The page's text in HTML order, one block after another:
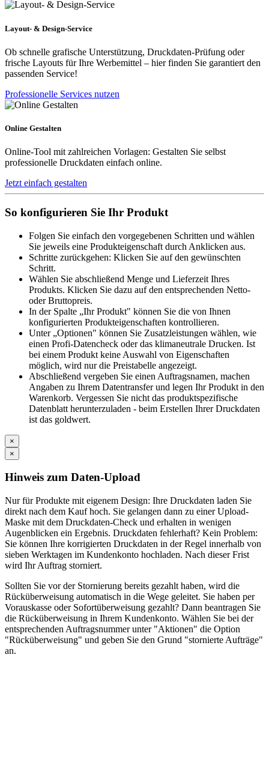
Layout- & Design-Service
Ob schnelle grafische Unterstützung, Druckdaten-Prüfung oder
frische Layouts für Ihre Werbemittel – hier finden Sie garantiert den
passenden Service!
Professionelle Services nutzen
Online Gestalten
Online-Tool mit zahlreichen Vorlagen: Gestalten Sie selbst
professionelle Druckdaten einfach online.
Jetzt einfach gestalten
So konfigurieren Sie Ihr Produkt
Folgen Sie einfach den vorgegebenen Schritten und wählen
Sie jeweils eine Produkteigenschaft durch Anklicken aus.
Schritte zurückgehen: Klicken Sie auf den gewünschten
Schritt.
Wählen Sie abschließend Menge und Lieferzeit Ihres
Produkts. Klicken Sie dazu auf den entsprechenden Netto-
oder Bruttopreis.
In der Spalte „Ihr Produkt" können Sie die von Ihnen
konfigurierten Produkteigenschaften kontrollieren.
Unter „Optionen" können Sie Zusatzleistungen wählen, wie
einen Profi-Datencheck oder das klimaneutrale Drucken. Ist
bei einem Produkt keine Auswahl von Eigenschaften
möglich, wird nur die Preistabelle angezeigt.
Abschließend vergeben Sie einen Auftragsnamen, machen
Angaben zu Ihrem Datentransfer und legen Ihr Produkt in den
Warenkorb. Vergessen Sie nicht das produktspezifische
Datenblatt herunterzuladen - beim Erstellen Ihrer Druckdaten
ist das goldwert.
×
×
Hinweis zum Daten-Upload
Nur für Produkte mit eigenem Design: Ihre Druckdaten laden Sie
direkt nach dem Kauf hoch. Sie gelangen dann zu einer Upload-
Maske mit dem Druckdaten-Check und erhalten in wenigen
Augenblicken ein Ergebnis. Druckdaten fehlerhaft? Kein Problem:
Sie können Ihre korrigierten Druckdaten in der Regel innerhalb von
sieben Werktagen im Kundenkonto hochladen. Nach dieser Frist
wird Ihr Auftrag storniert.
Sollten Sie vor der Stornierung bereits gezahlt haben, wird die
Rücküberweisung automatisch in die Wege geleitet. Sie haben per
Vorauskasse oder Sofortüberweisung gezahlt? Dann beantragen Sie
die Rücküberweisung in Ihrem Kundenkonto. Wählen Sie bei der
entsprechenden Auftragsnummer unter "Aktionen" die Option
"Rücküberweisung" und geben Sie den Grund "stornierte Aufträge"
an.